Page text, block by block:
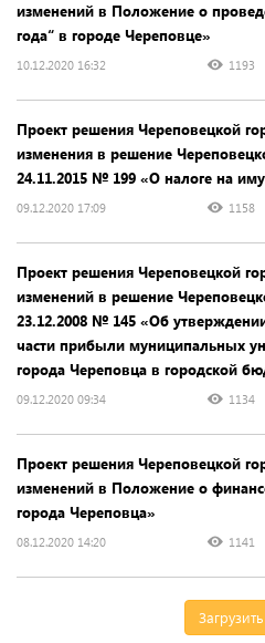
изменений в Положение о
года“ в городе Череповце»
10.12.2020 16:32 1193
Проект решения Череповецкой
изменения в решение
24.11.2015 № 199 «О налоге на
09.12.2020 17:09 1158
Проект решения Череповецкой
изменений в решение
23.12.2008 № 145 «Об
части прибыли муниципальных
города Череповца в городской
09.12.2020 09:34 1134
Проект решения Череповецкой
изменений в Положение о
города Череповца»
08.12.2020 14:20 1141